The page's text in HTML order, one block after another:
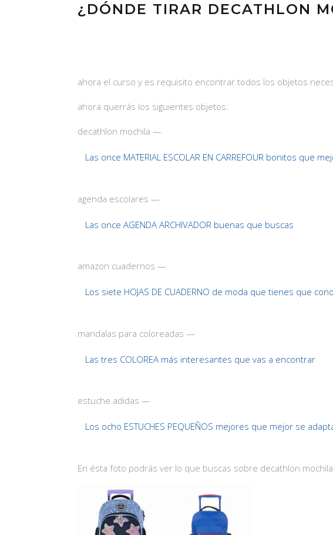
¿DÓNDE TIRAR DECATHLON
ahora el curso y es requisito encontrar todos los objetos
ahora querrás los siguientes objetos:
decathlon mochila —
Las once MATERIAL ESCOLAR EN CARREFOUR bonitos que
agenda escolares —
Las once AGENDA ARCHIVADOR buenas que buscas
amazon cuadernos —
Los siete HOJAS DE CUADERNO de moda que tienes que
mandalas para coloreadas —
Las tres COLOREA más interesantes que vas a encontrar
estuche adidas —
Los ocho ESTUCHES PEQUEÑOS mejores que mejor se
En ésta foto podrás ver lo que buscas sobre decathlon mochila